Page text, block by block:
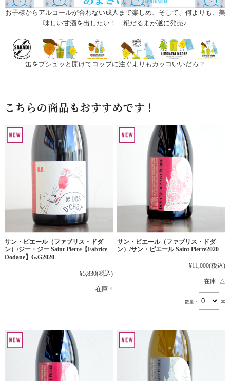
お子様からアルコールが合わない成人まで楽しめ、そして、何よりも、美
味しい甘酒を出したい！ 糀だるまが遂に発売♪
缶をプシュッと開けてコップに注ぐよりもカッコいいだろ？
こちらの商品もおすすめです！
サン・ピエール（ファブリス・ドダ
ン）/ジー・ジー Saint Pierre【Fabrice
Dodane】G.G2020
¥5,830(税込)
在庫 ×
サン・ピエール（ファブリス・ドダ
ン）/サン・ピエール Saint Pierre2020
¥11,000(税込)
在庫 △
数量： 本